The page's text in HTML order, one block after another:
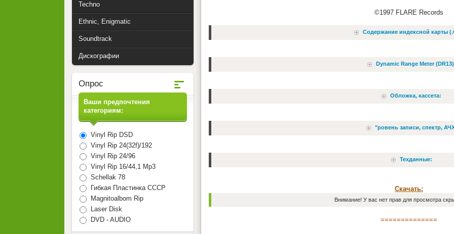
©1997 FLARE Records
Содержание индексной карты
Dynamic Range Meter
Обложка, кассета:
"ровень записи, спектр,
Техданные:
Скачать:
Внимание! У вас нет прав для просмотра
==============
Techno
Ethnic, Enigmatic
Soundtrack
Дискографии
Опрос
Ваши предпочтения
категориям:
Vinyl Rip DSD
Vinyl Rip 24(32f)/192
Vinyl Rip 24/96
Vinyl Rip 16/44,1 Mp3
Schellak 78
Гибкая Пластинка СССР
Magnitoalbom Rip
Laser Disk
DVD - AUDIO